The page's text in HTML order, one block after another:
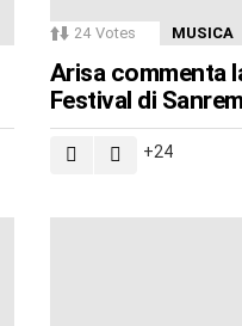
24 Votes MUSICA
Arisa commenta
Festival di
24